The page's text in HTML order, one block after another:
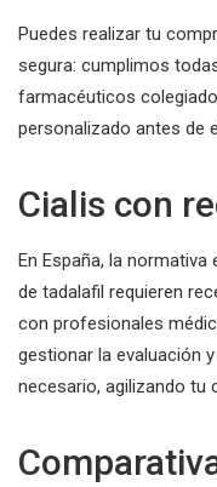
Puedes realizar tu
segura: cumplimos
farmacéuticos
personalizado antes de
Cialis con
En España, la
de tadalafil requieren
con profesionales
gestionar la evaluación
necesario, agilizando tu